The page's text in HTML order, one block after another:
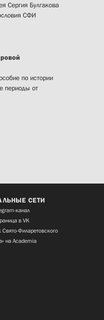
Сергия Булгакова
СФИ
по истории
периоды от
СЕТИ
канал
в VK
Свято-Филаретовского
на Academia